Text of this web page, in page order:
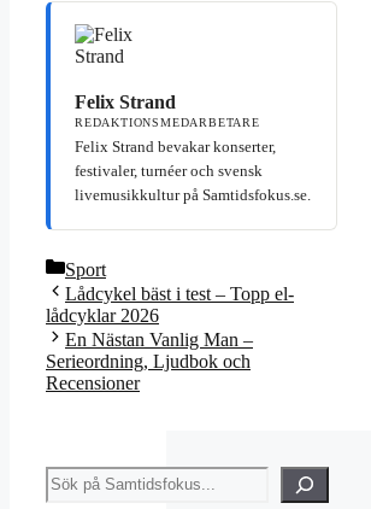
Felix Strand
REDAKTIONSMEDARBETARE
Felix Strand bevakar konserter,
festivaler, turnéer och svensk
livemusikkultur på Samtidsfokus.se.
Kategorier
Sport
Lådcykel bäst i test – Topp el-
lådcyklar 2026
En Nästan Vanlig Man –
Serieordning, Ljudbok och
Recensioner
Sök